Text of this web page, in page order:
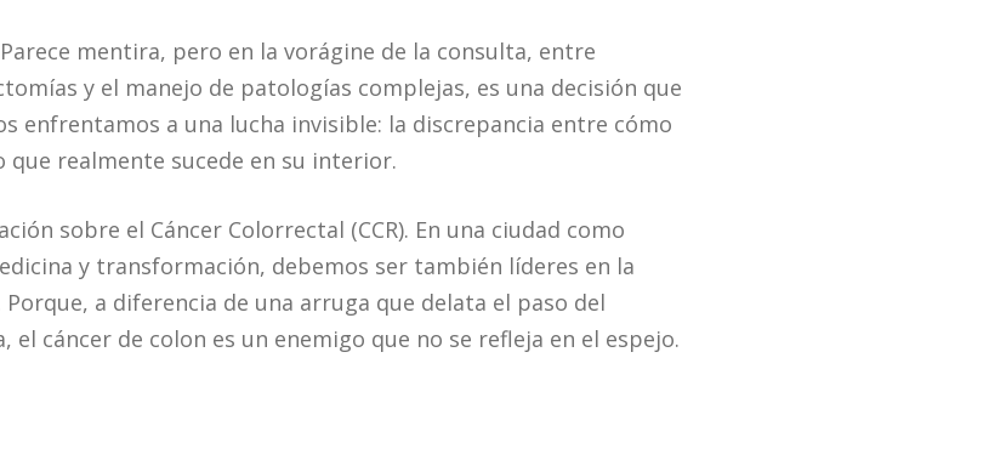
mentira, pero en la vorágine de la consulta, entre
y el manejo de patologías complejas, es una decisión que
enfrentamos a una lucha invisible: la discrepancia entre cómo
realmente sucede en su interior.
sobre el Cáncer Colorrectal (CCR). En una ciudad como
y transformación, debemos ser también líderes en la
a diferencia de una arruga que delata el paso del
cáncer de colon es un enemigo que no se refleja en el espejo.